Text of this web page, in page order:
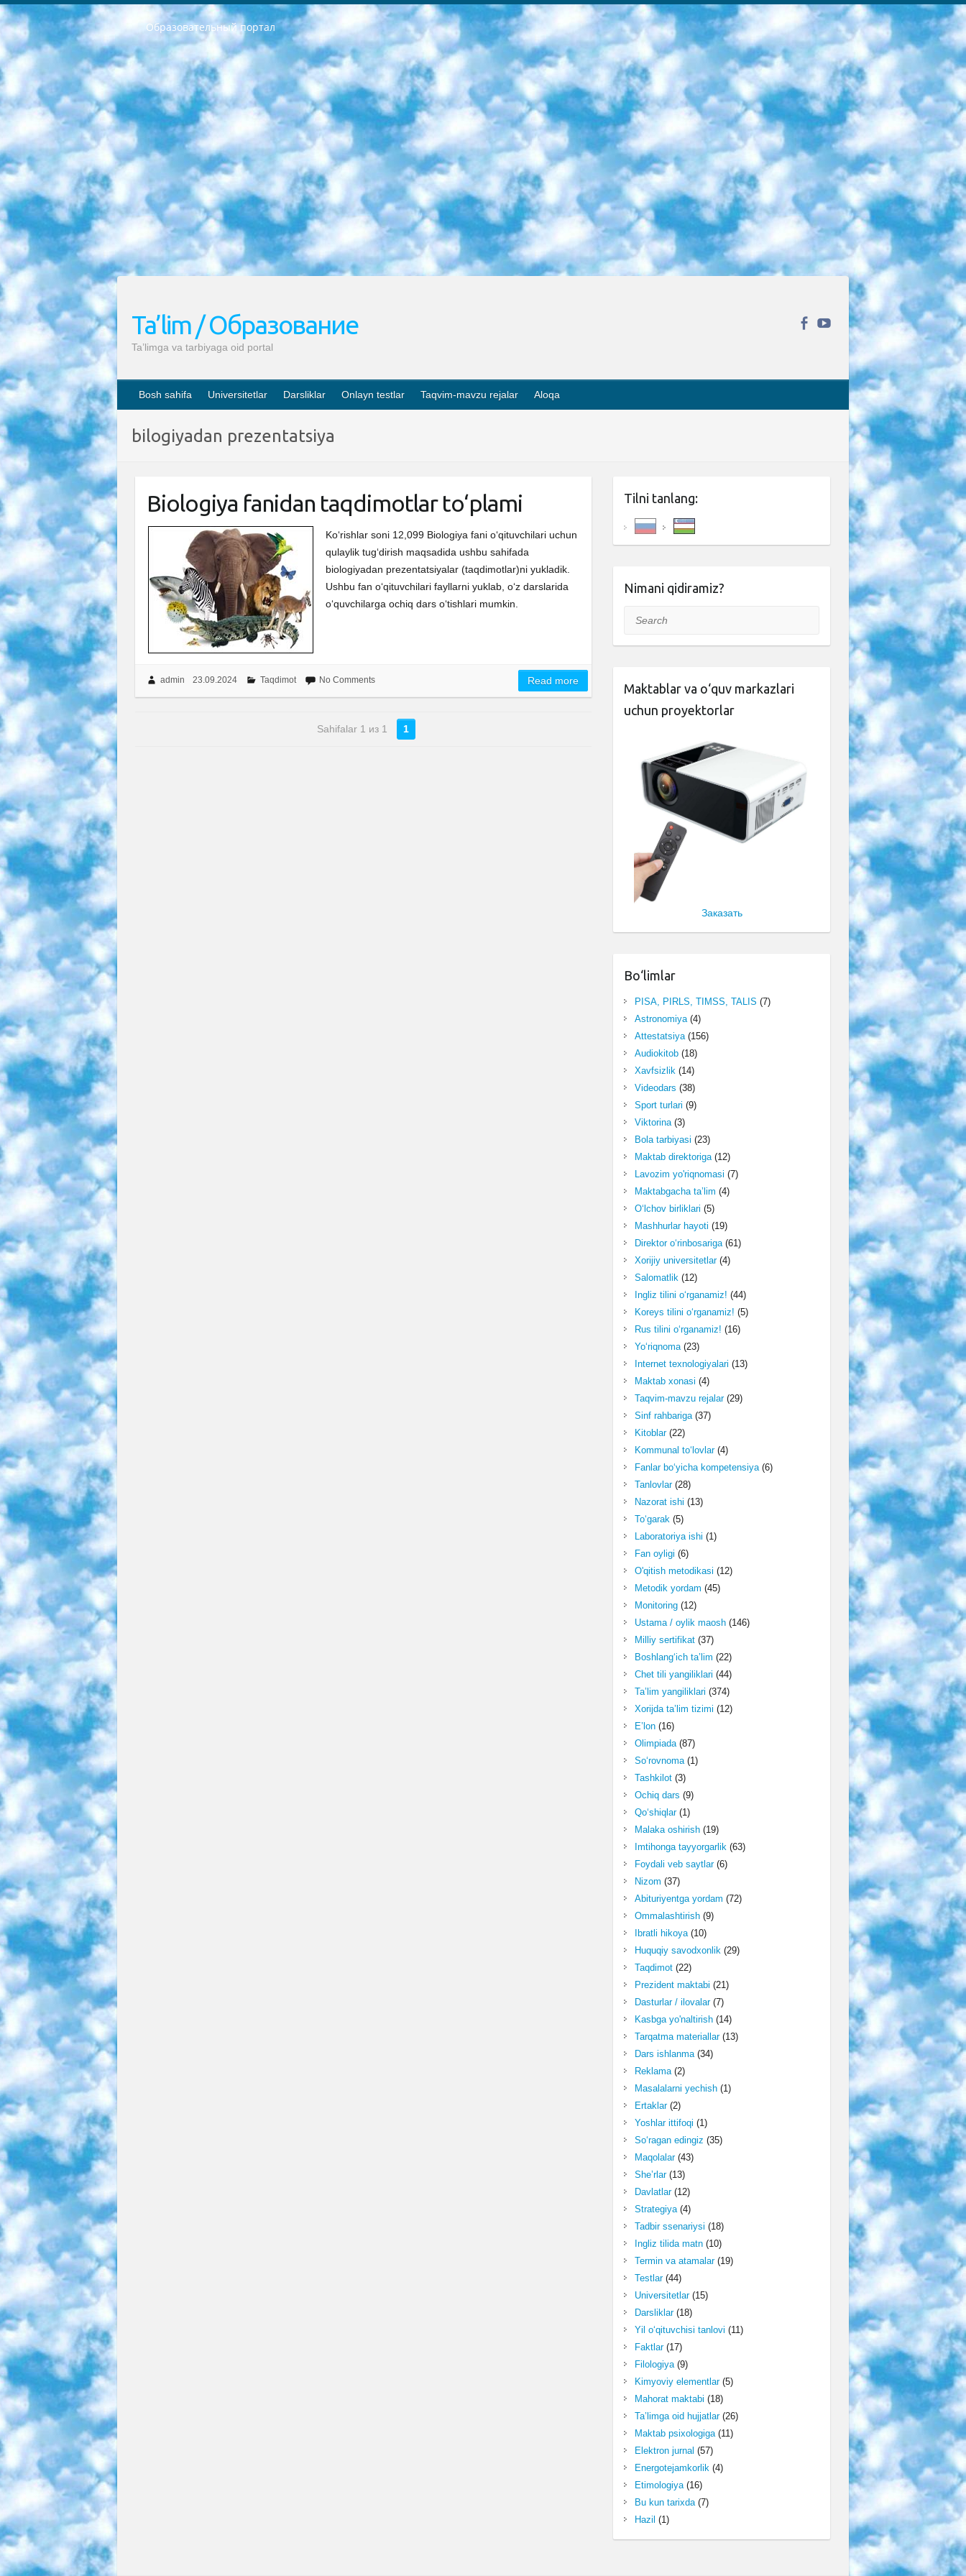
Образовательный портал
РЕСПУБЛИКА УЗБЕКИСТАН МИНИСТРЕРСТВО ДОШКОЛЬНОГО И ШКОЛЬНОГО ОБРАЗОВАНИЯ КОМАНДА в общеобразовательных учреждениях в 2023-2024 учебном году организация и проведение итоговой государственной аттестации обучающихся о Министра дошкольного и школьного образования Республики Узбекистан от 4 марта 2008 года (постановлением Минюста от 20 марта 2008 года № 1778 государственной регистрации) «Итоговое состояние учащихся общего среднего образования на основании положения об утверждении положения об аттестации общего среднего образования выпускной экзамен студентов в образовательных учреждениях в 2023-2024 учебном году В целях организации и прохождения аттестации приказываю: 1. Следующее: перечень предметов, по которым будет проводиться итоговая государственная аттестация и экзамен формы перевода согласно приложению 1; сертификаты международного образца, оценивающие уровень владения иностранными языками перечень согласно приложению 2; 2. Педагогический при специализированных образовательных учреждениях. научно-практический центр квалификации и международной оценки (Д.Давидова) 2024 г. До 25 марта: задания по предметам, по которым будет проводиться итоговая аттестация разработка и утверждение технических условий; итоговая аттестация на основании разработанного предметного задания разработка вопросов по предметам (устно и письменно), экзамен передача; общеобразовательные средние школы и специальные учебные заведения учащиеся выпускных классов школ и интернатов в агентской системе подготовка базы данных экзаменационных материалов и критериев оценки; перевод базы экзаменационных материалов на все языки обучения подать в Республиканский образовательный центр для изготовления; варианты экзаменов на основе разработанных контрольных материалов пусть будут поставлены задачи формирования. 3. Республиканский образовательный центр (Ш.Худайкулов) до 5 апреля 2024 года. до: база данных предоставленных экзаменационных материалов на все языки обучения перевод и экспертиза; для слепых, слабовидящих, глухих, слабослышащих и умственно отсталых детей учащиеся выпускных классов специализированных школ и школ-интернатов база данных экзаменационных материалов на всех преподаваемых языках подготовка критериев оценки; специализированные школы для умственно отсталых детей и технологии для учащихся выпускных классов школ-интернатов разработка соответствующих рекомендаций и критериев проведения ЕГЭ по естествознанию давать задания. 4. Педагогический при специализированных образовательных учреждениях. Научно-практический центр навыков и международной оценки (Д.Давидова), Республика образовательный центр (Худайкулов Ш.) итоговый государственный аттестационный экзамен ориентирован на творческое и логическое мышление при подготовке базы материалов учитывать введение заданий. 5. Следует отметить, что: сертификат государственного образца о знании общеобразовательного предмета и как минимум национальный уровень B1 по предметам на иностранных языках, указанным в Приложении 2. или международно признанный сертификат эквивалентного уровня студенты, изучающие определенный предмет, освобождаются от экзамена; по соответствующим предметам запланирована итоговая государственная аттестация за день до дня, путем жеребьевки Рабочей группой (в письменной форме по предметам, проводимым в форме) из числа сформированных вариантов выбрано 2 варианта; 2 выбранных варианта экзамена анонсированы на официальном сайте министерства и все выпускники по всей стране на основе этих вариантов проводит итоговую государственную аттестацию. 6. Государственное образование учащихся средних общеобразовательных учреждений. знания в соответствии с квалификационными требованиями, которые необходимо приобрести на основании стандартов итоговый (выпускной) контроль для 9 и 11 классов в целях тестирования Экзамены (далее – экзамены) состоят из предметов, перечисленных в приложении 1. будет сделано. 7. Экзамены пройдут с 26 мая по 15 июня 2024 г. (кроме науки физического воспитания). 8. Физическая для учащихся 9 классов общесредних образовательных учреждений. Экзамены по предмету «Образование, квалификация медицина» 1-6 мая 2024 года. сотрудники перевести под присмотр (с отклонениями в физическом или умственном развитии) специализированная школа для детей, школы-интернаты и со сколиозом школы-интернаты санаторного типа для больных детей исключены). 9. Он был слепым, слабовидящим и имел нарушения опорно-двигательного аппарата. экзамены в специализированных школах и интернатах для детей должны проводиться исходя из требований, предъявляемых к общеобразовательным учреждениям (физкультура кроме науки). 10. Специализированная школа для глухих и слабослышащих детей. и экзамены в интернатах и быть реализован в виде письменного теста по математике. 11. Специальность для умственно отсталых детей. Для 9 класса Родной язык и литературное письмо Государственный язык (язык обучения – узбекский). для неклассов) написано Математическое письмо Письменная/устная история Узбекистана Физическое воспитание практично Итоговый контроль Для 11 класса Написание родного языка и литературы (эссе) Математическое письмо Узбекский язык (обучение на узбекском языке) не посещающее общее среднее образование для учреждений)/Образовательное учреждение выбор письменный и устный Иностранный язык письменный/устный Письменная/устная история Узбекистана *По выбору студента:  Химия  Физика  Основы государственного права  География 10 бесплатных образовательных ресурсов - Мы составили подборку онлайн-проектов с интерактивными упражнениями, видеолекциями и статьями. Они помогут вам обрести новые и освежить старые знания бесплатно. 1. «ИНТУИТ» Старейшая образовательная площадка Рунета. Здесь вы найдёте сотни текстовых и видеокурсов на десятки различных тем — от программирования до психологии. Многие курсы подготовлены российскими университетами и крупными международными компаниями вроде Intel и Microsoft. Самостоятельное обучение бесплатное, но желающие могут оплатить услуги персональных наставников. 2. «Смартия» знакомит с актуальными профессиями и подсказывает, как им обучаться. Выбрав заинтересовавшую вас специальность — SMM-специалист, фотограф, веб-дизайнер или другую, — увидите список необходимых для неё умений. Чтобы вы могли освоить их самостоятельно, для каждого умения площадка отображает подборку ссылок на учебные материалы. Хотя «Смартия» ориентируется на русскоязычную аудиторию, часть контента всё же доступна только на английском. 3. «Лекторий Физтеха» Проект Московского физико-технического института (Физтеха). С его помощью вы можете смотреть онлайн серии лекций, записанные на видео в этом вузе. В числе доступных предметов — физика, биология, химия, информационные технологии и другие. К некоторым лекциям администрация ресурса прилагает готовые конспекты, которые можно скачивать в PDF-формате. 4. ITMOcourses Онлайн-площадка Санкт-Петербургского национального исследовательского университета информационных технологий, механики и оптики (ИТМО). Ресурс предоставляет свободный доступ к курсам, разработанным в этом вузе. Каталог материалов разбит на четыре категории: «Оптические системы и технологии», «Приборостроение и робототехника», «Информационные технологии» и «Биотехнологии». Курсы состоят из видеолекций, интерактивных демонстраций и заданий. 5. «КиберЛенинка» Электронная научная библиотека открытого доступа. Каталог площадки регулярно обрастает текстами статей из различных научных изданий. Сгруппированные по журналам и рубрикам публикации можно читать онлайн или скачивать целиком в PDF-формате. Проект нацелен на популяризацию науки за счёт открытого доступа к качественной информации. 6. «ПостНаука» На этом ресурсе публикуют подборки видеолекций, составленные экспертами из разных отраслей и объединённые общими темами. Среди них, к примеру, есть серии «Биоинформатика и геномика», «Культура средневековой Скандинавии» и Cinema Studies о теории кино. Каждая подборка лекций — логически связанная история, рассказанная экспертом от первого лица. Кроме того, на сайте появляются научно-образовательные статьи и тесты на разные темы. 7. «Newочём» Команда проекта «Newочём» отбирает самые интересные тексты из англоязычных СМИ и переводит те из них, за которые голосуют участники сообщества «ВКонтакте». По большей части это научно-популярные статьи. Редакторы придумывают лишь заголовки, в остальном содержание переводов соответствует оригиналам. Полные тексты можно читать прямо в социальной сети. 8. InternetUrok Онлайн-база материалов по основным дисциплинам школьной программы. Информация на сайте структурирована по классам, предметам и темам (урокам). Каждый урок состоит из видеолекций и конспектов. Есть также интерактивные тренажёры и тесты для закрепления пройденного материала. Даже если вы давно окончили школу, возможность повторить программу старших классов всегда может пригодиться. 9. Edutainme Ещё один ресурс об образовании. В отличие от Newtonew, как мне кажется, Edutainme больше ориентируется на представителей индустрии: педагогов, предпринимателей, разработчиков образовательных проектов. Но и любой, кто просто стремится к саморазвитию, найдёт на сайте много полезного и интересного для себя. Например, информацию о новых курсах и образовательных сервисах. 10. Newtonew Онлайн-медиа об образовании и обучении в широком смысле. Авторы Newtonew пишут об инструментах, заведениях, тактиках и стратегиях, которые помогают учить других и получать новые знания самостоятельно. На этой площадке вы найдёте новости, обзоры, аналитические мат
Ta’lim / Образование
Ta’limga va tarbiyaga oid portal
Bosh sahifa Universitetlar Darsliklar Onlayn testlar Taqvim-mavzu rejalar Aloqa
bilogiyadan prezentatsiya
Biologiya fanidan taqdimotlar to‘plami
Ko‘rishlar soni 12,099 Biologiya fani o‘qituvchilari uchun
qulaylik tug‘dirish maqsadida ushbu sahifada
biologiyadan prezentatsiyalar (taqdimotlar)ni yukladik.
Ushbu fan o‘qituvchilari fayllarni yuklab, o‘z darslarida
o‘quvchilarga ochiq dars o‘tishlari mumkin.
admin 23.09.2024 Taqdimot No Comments Read more
Sahifalar 1 из 1 1
Tilni tanlang:
Nimani qidiramiz?
Search
Maktablar va o‘quv markazlari
uchun proyektorlar
Заказать
Bo‘limlar
PISA, PIRLS, TIMSS, TALIS (7)
Astronomiya(4)
Attestatsiya(156)
Audiokitob(18)
Xavfsizlik(14)
Videodars (38)
Sport turlari (9)
Viktorina(3)
Bola tarbiyasi (23)
Maktab direktoriga(12)
Lavozim yo'riqnomasi (7)
Maktabgacha ta’lim (4)
O‘lchov birliklari (5)
Mashhurlar hayoti (19)
Direktor o‘rinbosariga(61)
Xorijiy universitetlar(4)
Salomatlik(12)
Ingliz tilini o‘rganamiz! (44)
Koreys tilini o‘rganamiz! (5)
Rus tilini o‘rganamiz! (16)
Yo‘riqnoma(23)
Internet texnologiyalari (13)
Maktab xonasi (4)
Taqvim-mavzu rejalar(29)
Sinf rahbariga(37)
Kitoblar(22)
Kommunal to‘lovlar(4)
Fanlar bo‘yicha kompetensiya(6)
Tanlovlar(28)
Nazorat ishi (13)
To‘garak(5)
Laboratoriya ishi (1)
Fan oyligi (6)
O'qitish metodikasi (12)
Metodik yordam (45)
Monitoring(12)
Ustama / oylik maosh(146)
Milliy sertifikat(37)
Boshlang‘ich ta’lim (22)
Chet tili yangiliklari (44)
Ta’lim yangiliklari (374)
Xorijda ta’lim tizimi (12)
E’lon(16)
Olimpiada(87)
So‘rovnoma(1)
Tashkilot(3)
Ochiq dars (9)
Qo‘shiqlar(1)
Malaka oshirish(19)
Imtihonga tayyorgarlik(63)
Foydali veb saytlar(6)
Nizom (37)
Abituriyentga yordam (72)
Ommalashtirish(9)
Ibratli hikoya(10)
Huquqiy savodxonlik(29)
Taqdimot(22)
Prezident maktabi (21)
Dasturlar / ilovalar(7)
Kasbga yo'naltirish(14)
Tarqatma materiallar(13)
Dars ishlanma(34)
Reklama(2)
Masalalarni yechish(1)
Ertaklar(2)
Yoshlar ittifoqi (1)
So‘ragan edingiz (35)
Maqolalar(43)
She’rlar(13)
Davlatlar(12)
Strategiya(4)
Tadbir ssenariysi (18)
Ingliz tilida matn(10)
Termin va atamalar(19)
Testlar(44)
Universitetlar(15)
Darsliklar(18)
Yil o‘qituvchisi tanlovi (11)
Faktlar(17)
Filologiya(9)
Kimyoviy elementlar(5)
Mahorat maktabi (18)
Ta’limga oid hujjatlar(26)
Maktab psixologiga(11)
Elektron jurnal (57)
Energotejamkorlik(4)
Etimologiya(16)
Bu kun tarixda(7)
Hazil (1)